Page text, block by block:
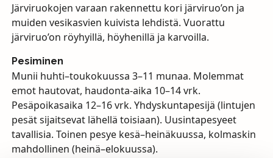
Järviruokojen varaan rakennettu kori järviruo’on ja
muiden vesikasvien kuivista lehdistä. Vuorattu
järviruo’on röyhyillä, höyhenillä ja karvoilla.
Pesiminen
Munii huhti–toukokuussa 3–11 munaa. Molemmat
emot hautovat, haudonta-aika 10–14 vrk.
Pesäpoikasaika 12–16 vrk. Yhdyskuntapesijä (lintujen
pesät sijaitsevat lähellä toisiaan). Uusintapesyeet
tavallisia. Toinen pesye kesä–heinäkuussa, kolmaskin
mahdollinen (heinä–elokuussa).